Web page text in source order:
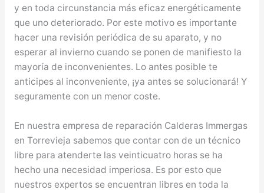
y en toda circunstancia más eficaz energéticamente
que uno deteriorado. Por este motivo es importante
hacer una revisión periódica de su aparato, y no
esperar al invierno cuando se ponen de manifiesto la
mayoría de inconvenientes. Lo antes posible te
anticipes al inconveniente, ¡ya antes se solucionará! Y
seguramente con un menor coste.
En nuestra empresa de reparación Calderas Immergas
en Torrevieja sabemos que contar con de un técnico
libre para atenderte las veinticuatro horas se ha
hecho una necesidad imperiosa. Es por esto que
nuestros expertos se encuentran libres en toda la